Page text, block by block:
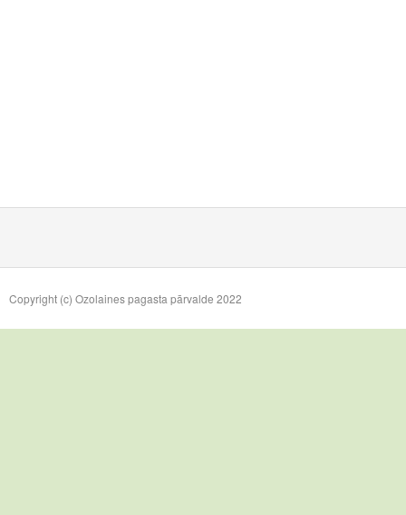
Copyright (c) Ozolaines pagasta pārvalde 2022